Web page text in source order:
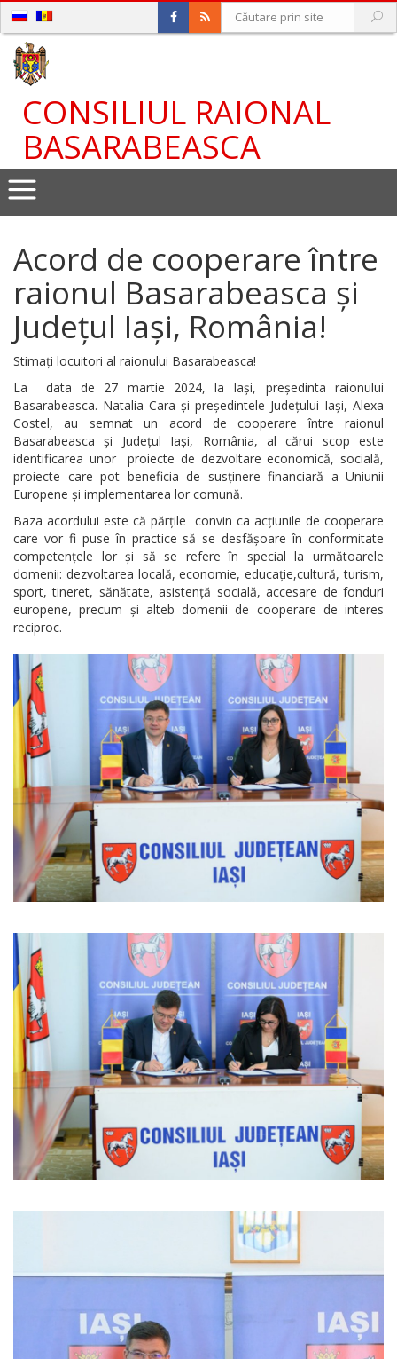
CONSILIUL RAIONAL
BASARABEASCA
Acord de cooperare între
raionul Basarabeasca și
Județul Iași, România!
Stimați locuitori al raionului Basarabeasca!
La data de 27 martie 2024, la Iași, președinta raionului
Basarabeasca. Natalia Cara și președintele Județului Iași, Alexa
Costel, au semnat un acord de cooperare între raionul
Basarabeasca și Județul Iași, România, al cărui scop este
identificarea unor proiecte de dezvoltare economică, socială,
proiecte care pot beneficia de susținere financiară a Uniunii
Europene și implementarea lor comună.
Baza acordului este că părțile convin ca acțiunile de cooperare
care vor fi puse în practice să se desfășoare în conformitate
competențele lor și să se refere în special la următoarele
domenii: dezvoltarea locală, economie, educație,cultură, turism,
sport, tineret, sănătate, asistență socială, accesare de fonduri
europene, precum și alteb domenii de cooperare de interes
reciproc.